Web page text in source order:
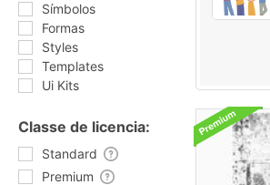
Símbolos
Formas
Styles
Templates
Ui Kits
Classe de licencia:
Standard
Premium